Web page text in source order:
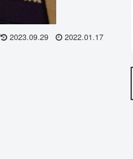
2023.09.29 2022.01.17